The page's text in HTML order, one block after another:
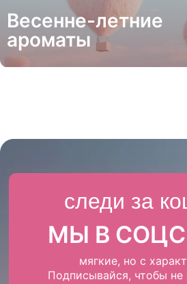
Весенне-летние
ароматы
следи за
МЫ В
мягкие, но с
Подписывайся, чтобы не